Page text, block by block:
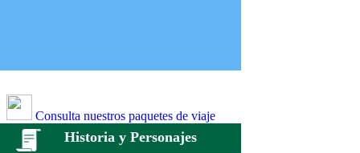
Consulta nuestros paquetes de viaje
Historia y Personajes